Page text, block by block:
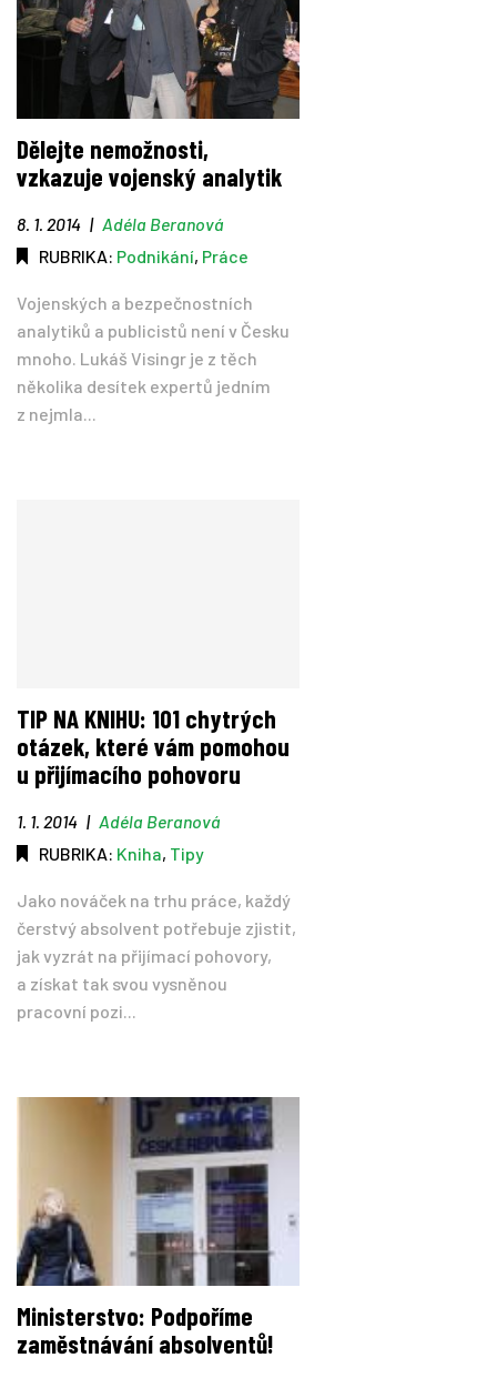
Dělejte nemožnosti,
vzkazuje vojenský analytik
8. 1. 2014 | Adéla Beranová
RUBRIKA: Podnikání, Práce
Vojenských a bezpečnostních
analytiků a publicistů není v Česku
mnoho. Lukáš Visingr je z těch
několika desítek expertů jedním
z nejmla...
TIP NA KNIHU: 101 chytrých
otázek, které vám pomohou
u přijímacího pohovoru
1. 1. 2014 | Adéla Beranová
RUBRIKA: Kniha, Tipy
Jako nováček na trhu práce, každý
čerstvý absolvent potřebuje zjistit,
jak vyzrát na přijímací pohovory,
a získat tak svou vysněnou
pracovní pozi...
Ministerstvo: Podpoříme
zaměstnávání absolventů!